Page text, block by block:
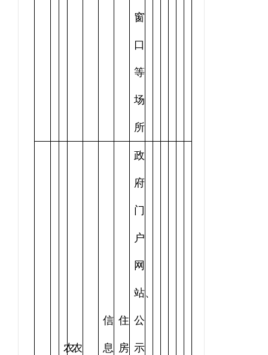
窗
口
等
场
所
农农
信
息
住
房
政
府
门
户
网
站、
公
示